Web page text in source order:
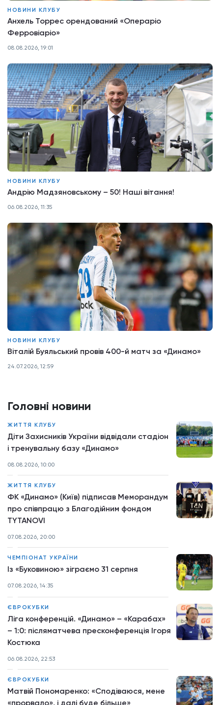
Головні новини
ЖИТТЯ КЛУБУ
Діти Захисників України відвідали стадіон
і тренувальну базу «Динамо»
08.08.2026, 10:00
ЖИТТЯ КЛУБУ
ФК «Динамо» (Київ) підписав Меморандум
про співпрацю з Благодійним фондом
TYTANOVI
07.08.2026, 20:00
ЧЕМПІОНАТ УКРАЇНИ
Із «Буковиною» зіграємо 31 серпня
07.08.2026, 14:35
ЄВРОКУБКИ
Ліга конференцій. «Динамо» – «Карабах»
– 1:0: післяматчева пресконференція Ігоря
Костюка
06.08.2026, 22:53
ЄВРОКУБКИ
Матвій Пономаренко: «Сподіваюся, мене
«прорвало», і далі буде більше»
НОВИНИ КЛУБУ
Анхель Торрес орендований «Операріо
Ферровіаріо»
08.08.2026, 19:01
НОВИНИ КЛУБУ
Андрію Мадзяновському – 50! Наші вітання!
06.08.2026, 11:35
НОВИНИ КЛУБУ
Віталій Буяльський провів 400-й матч за «Динамо»
24.07.2026, 12:59